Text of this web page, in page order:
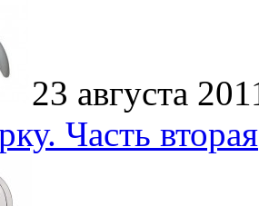
23 августа
Часть вторая